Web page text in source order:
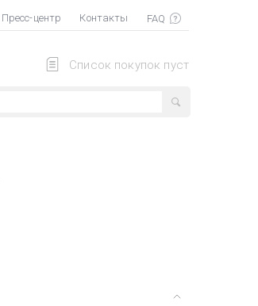
Пресс-центр Контакты
Список покупок пуст